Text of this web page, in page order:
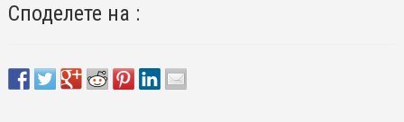
Споделете на :